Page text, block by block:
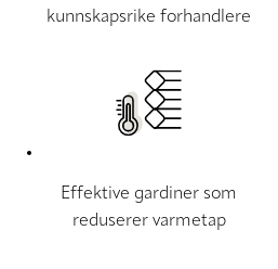
kunnskapsrike forhandlere
Effektive gardiner som
reduserer varmetap